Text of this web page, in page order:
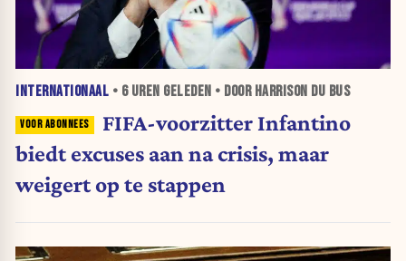
INTERNATIONAAL • 6 UREN GELEDEN • DOOR HARRISON DU BUS
FIFA-voorzitter Infantino
biedt excuses aan na crisis, maar
weigert op te stappen